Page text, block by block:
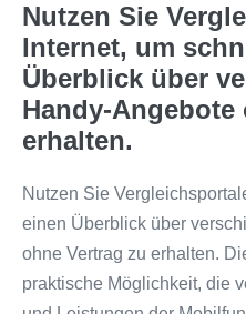
Nutzen Sie
Internet, um
Überblick über
Handy-Angebote
erhalten.
Nutzen Sie
einen Überblick über
ohne Vertrag zu erhalten.
praktische Möglichkeit, die